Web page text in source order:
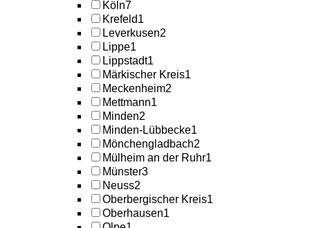
Köln7
Krefeld1
Leverkusen2
Lippe1
Lippstadt1
Märkischer Kreis1
Meckenheim2
Mettmann1
Minden2
Minden-Lübbecke1
Mönchengladbach2
Mülheim an der Ruhr1
Münster3
Neuss2
Oberbergischer Kreis1
Oberhausen1